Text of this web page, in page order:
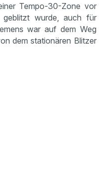
Tempo-30-Zone vor
wurde, auch für
war auf dem Weg
dem stationären Blitzer